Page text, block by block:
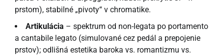
prstom), stabilné „pivoty“ v chromatike.
Artikulácia – spektrum od non-legata po portamento
a cantabile legato (simulované cez pedál a prepojenie
prstov); odlišná estetika baroka vs. romantizmu vs.